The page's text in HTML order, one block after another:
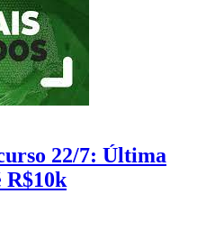
22/7: Última
R$10k